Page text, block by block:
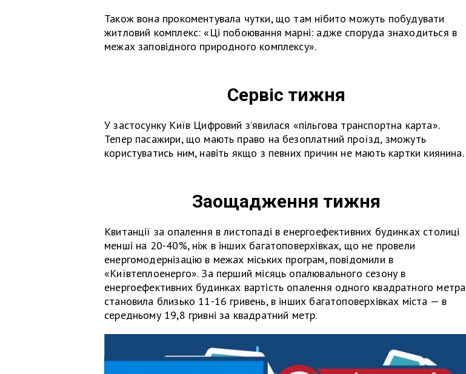
Також вона прокоментувала чутки, що там нібито можуть побудувати
житловий комплекс: «Ці побоювання марні: адже споруда знаходиться в
межах заповідного природного комплексу».
Сервіс тижня
У застосунку Київ Цифровий з’явилася «пільгова транспортна карта».
Тепер пасажири, що мають право на безоплатний проїзд, зможуть
користуватись ним, навіть якщо з певних причин не мають картки киянина.
Заощадження тижня
Квитанції за опалення в листопаді в енергоефективних будинках столиці
менші на 20-40%, ніж в інших багатоповерхівках, що не провели
енергомодернізацію в межах міських програм, повідомили в
«Київтеплоенерго». За перший місяць опалювального сезону в
енергоефективних будинках вартість опалення одного квадратного метра
становила близько 11-16 гривень, в інших багатоповерхівках міста — в
середньому 19,8 гривні за квадратний метр.